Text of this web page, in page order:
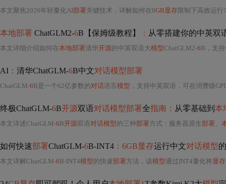
本文聚焦2026年轻量化AI部署关键技术，详解如何在8GB显存限制下高效运行
本地部署 ChatGLM2-6B【保姆级教程】 ： 从零搭建你的中英双
本文详细介绍如何在本地部署清华开源的中英双语大模型ChatGLM2-6B，支
AI ： 清华ChatGLM-6B中文对话模型部署
ChatGLM-6B是一个62亿参数的对话语言 模型 ，支持中英双语，可在消费级
终极ChatGLM-6B开源双语对话模型部署全指南： 从零基础到 本
本文详述ChatGLM-6B开源双语对话模型的三种部署方式 ： 服务器原生部署、
如何快速部署ChatGLM-6B-INT4 ：6GB显存运行中文对话模型
本文详解ChatGLM-6B-INT4模型的快速部署方法，该模型 通过INT4量化将显存